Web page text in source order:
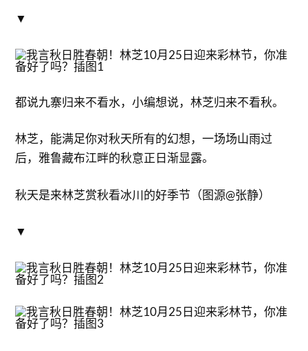
▼
都说九寨归来不看水，小编想说，林芝归来不看秋。
林芝，能满足你对秋天所有的幻想，一场场山雨过
后，雅鲁藏布江畔的秋意正日渐显露。
秋天是来林芝赏秋看冰川的好季节（图源@张静）
▼